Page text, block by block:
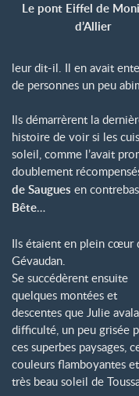
Le pont Eiffel de
d’Allier
leur dit-il. Il en avait
de personnes un peu
Ils démarrèrent la
histoire de voir si les
soleil, comme l’avait
doublement
de Saugues en
Bête…
Ils étaient en plein cœur
Gévaudan.
Se succédèrent ensuite
quelques montées et
descentes que Julie
difficulté, un peu grisée
ces superbes paysages,
couleurs flamboyantes
très beau soleil de